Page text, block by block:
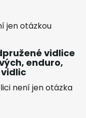
jen otázkou
vidlice
enduro,
není jen otázka